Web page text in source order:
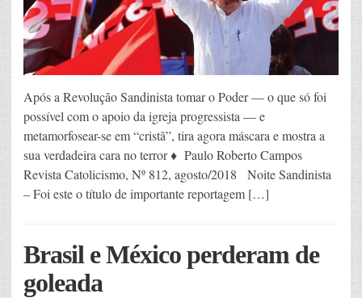
Após a Revolução Sandinista tomar o Poder — o que só foi
possível com o apoio da igreja progressista — e
metamorfosear-se em “cristã”, tira agora máscara e mostra a
sua verdadeira cara no terror ♦ Paulo Roberto Campos
Revista Catolicismo, Nº 812, agosto/2018 Noite Sandinista
– Foi este o título de importante reportagem […]
Brasil e México perderam de
goleada